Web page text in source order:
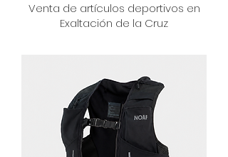
Venta de artículos deportivos en
Exaltación de la Cruz